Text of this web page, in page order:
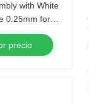
with White
0.25mm for
-40 C -85
precio